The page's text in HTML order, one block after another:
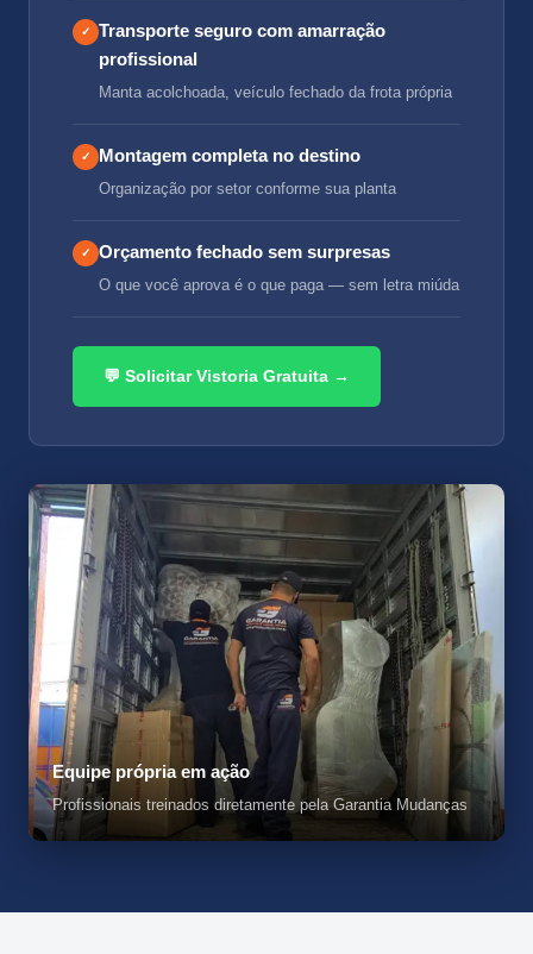
✓
Transporte seguro com amarração
profissional
Manta acolchoada, veículo fechado da frota própria
✓ Montagem completa no destino
Organização por setor conforme sua planta
✓ Orçamento fechado sem surpresas
O que você aprova é o que paga — sem letra miúda
💬 Solicitar Vistoria Gratuita →
Equipe própria em ação
Profissionais treinados diretamente pela Garantia Mudanças